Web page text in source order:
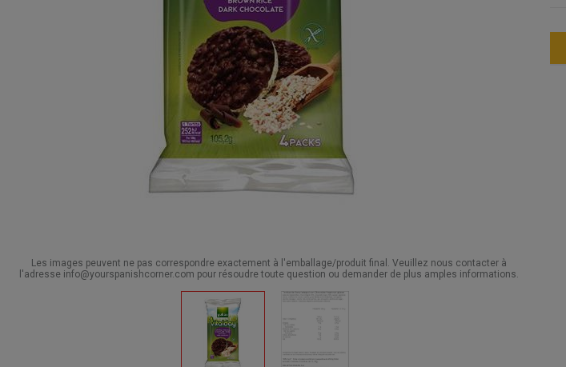
Les images peuvent ne pas correspondre exactement à l'emballage/produit final. Veuillez nous contacter à
l'adresse info@yourspanishcorner.com pour résoudre toute question ou demander de plus amples informations.